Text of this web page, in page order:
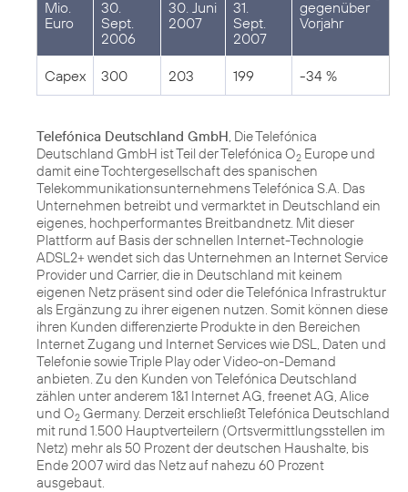
Mio.
Euro
30.
Sept.
2006
30. Juni
2007
31.
Sept.
2007
gegenüber
Vorjahr
Capex 300 203 199 -34 %
Telefónica Deutschland GmbH, Die Telefónica
Deutschland GmbH ist Teil der Telefónica O2 Europe und
damit eine Tochtergesellschaft des spanischen
Telekommunikationsunternehmens Telefónica S.A. Das
Unternehmen betreibt und vermarktet in Deutschland ein
eigenes, hochperformantes Breitbandnetz. Mit dieser
Plattform auf Basis der schnellen Internet-Technologie
ADSL2+ wendet sich das Unternehmen an Internet Service
Provider und Carrier, die in Deutschland mit keinem
eigenen Netz präsent sind oder die Telefónica Infrastruktur
als Ergänzung zu ihrer eigenen nutzen. Somit können diese
ihren Kunden differenzierte Produkte in den Bereichen
Internet Zugang und Internet Services wie DSL, Daten und
Telefonie sowie Triple Play oder Video-on-Demand
anbieten. Zu den Kunden von Telefónica Deutschland
zählen unter anderem 1&1 Internet AG, freenet AG, Alice
und O2 Germany. Derzeit erschließt Telefónica Deutschland
mit rund 1.500 Hauptverteilern (Ortsvermittlungsstellen im
Netz) mehr als 50 Prozent der deutschen Haushalte, bis
Ende 2007 wird das Netz auf nahezu 60 Prozent
ausgebaut.